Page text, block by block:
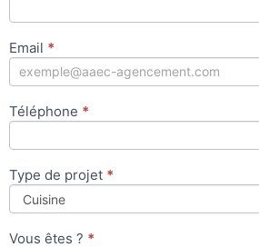
Email *
Téléphone *
Type de projet *
Vous êtes ? *